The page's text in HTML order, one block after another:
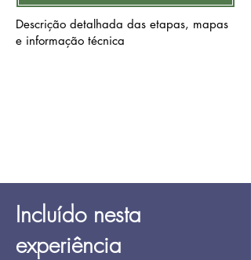
Descrição detalhada das etapas, mapas
e informação técnica
Incluído nesta
experiência